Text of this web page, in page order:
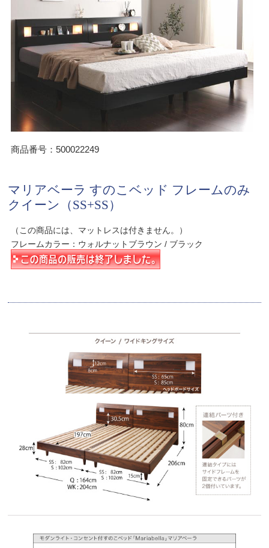
商品番号：500022249
マリアベーラ すのこベッド フレームのみ
クイーン（SS+SS）
（この商品には、マットレスは付きません。）
フレームカラー：ウォルナットブラウン / ブラック